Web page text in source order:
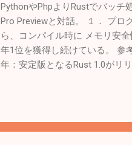
PythonやPhpよりRustでバッチ
Pro Previewと対話。 １． プロ
ら、コンパイル時に メモリ安
年1位を獲得し続けている。 参
年：安定版となるRust 1.0がリ
長期方針。 ２． Rustの技術
のような機能。 「不変の参照